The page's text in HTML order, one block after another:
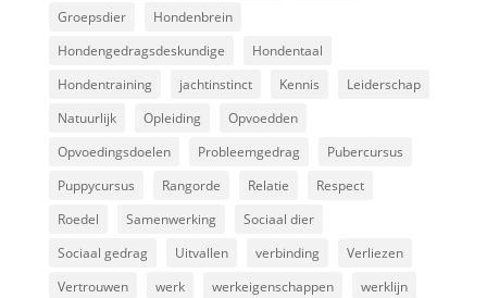
Groepsdier
Hondenbrein
Hondengedragsdeskundige
Hondentaal
Hondentraining
jachtinstinct Kennis
Leiderschap
Natuurlijk
Opleiding
Opvoedden
Opvoedingsdoelen
Probleemgedrag
Pubercursus
Puppycursus
Rangorde Relatie
Respect
Roedel
Samenwerking
Sociaal dier
Sociaal gedrag
Uitvallen verbinding
Verliezen
Vertrouwen
werk werkeigenschappen
werklijn